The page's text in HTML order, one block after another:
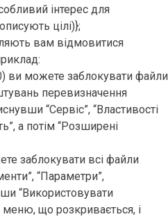
інтерес для
цілі)};
вам відмовитися
ви можете заблокувати файли
перевизначення
“Сервіс”, “Властивості
а потім “Розширені
заблокувати всі файли
“Параметри”,
“Використовувати
меню, що розкривається, і